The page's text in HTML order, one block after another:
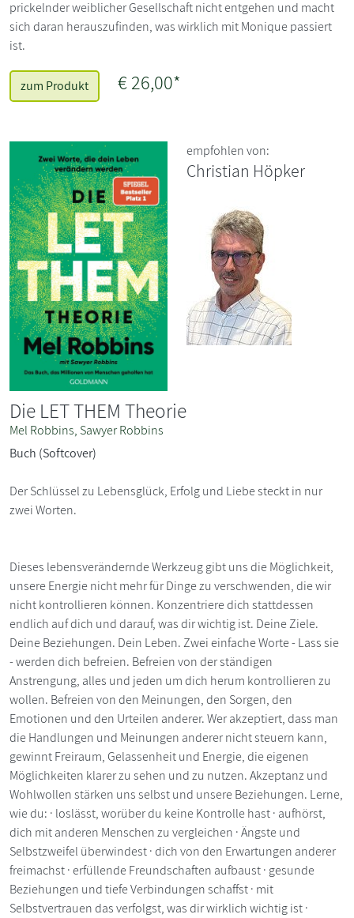
prickelnder weiblicher Gesellschaft nicht entgehen und macht
sich daran herauszufinden, was wirklich mit Monique passiert
ist.
zum Produkt € 26,00*
empfohlen von:
Christian Höpker
Die LET THEM Theorie
Mel Robbins, Sawyer Robbins
Buch (Softcover)
Der Schlüssel zu Lebensglück, Erfolg und Liebe steckt in nur
zwei Worten.
Dieses lebensverändernde Werkzeug gibt uns die Möglichkeit,
unsere Energie nicht mehr für Dinge zu verschwenden, die wir
nicht kontrollieren können. Konzentriere dich stattdessen
endlich auf dich und darauf, was dir wichtig ist. Deine Ziele.
Deine Beziehungen. Dein Leben. Zwei einfache Worte - Lass sie
- werden dich befreien. Befreien von der ständigen
Anstrengung, alles und jeden um dich herum kontrollieren zu
wollen. Befreien von den Meinungen, den Sorgen, den
Emotionen und den Urteilen anderer. Wer akzeptiert, dass man
die Handlungen und Meinungen anderer nicht steuern kann,
gewinnt Freiraum, Gelassenheit und Energie, die eigenen
Möglichkeiten klarer zu sehen und zu nutzen. Akzeptanz und
Wohlwollen stärken uns selbst und unsere Beziehungen. Lerne,
wie du: · loslässt, worüber du keine Kontrolle hast · aufhörst,
dich mit anderen Menschen zu vergleichen · Ängste und
Selbstzweifel überwindest · dich von den Erwartungen anderer
freimachst · erfüllende Freundschaften aufbaust · gesunde
Beziehungen und tiefe Verbindungen schaffst · mit
Selbstvertrauen das verfolgst, was dir wirklich wichtig ist ·